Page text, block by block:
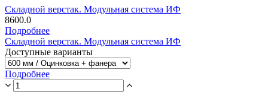
Складной верстак. Модульная система ИФ
8600.0
Подробнее
Складной верстак. Модульная система ИФ
Доступные варианты
Подробнее